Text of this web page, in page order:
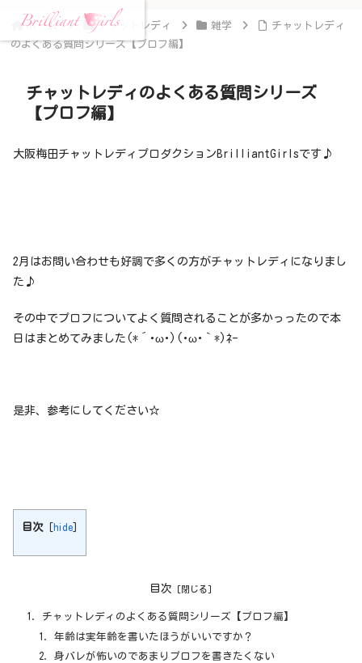
ホーム チャットレディ 雑学
チャットレディ
のよくある質問シリーズ【プロフ編】
チャットレディのよくある質問シリーズ
【プロフ編】
大阪梅田チャットレディプロダクションBrilliantGirlsです♪
2月はお問い合わせも好調で多くの方がチャットレディになりまし
た♪
その中でプロフについてよく質問されることが多かっったので本
日はまとめてみました(*´･ω･)(･ω･｀*)ﾈｰ
是非、参考にしてください☆
目次 [hide]
目次
チャットレディのよくある質問シリーズ【プロフ編】
年齢は実年齢を書いたほうがいいですか？
身バレが怖いのであまりプロフを書きたくない